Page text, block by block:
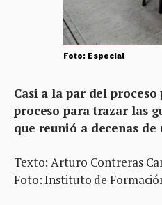
Foto: Especial
Casi a la par del
proceso para trazar las
que reunió a decenas
Texto: Arturo Contreras
Foto: Instituto de